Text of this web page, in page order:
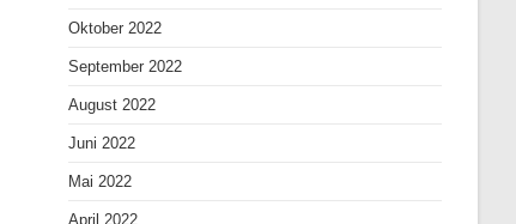
Oktober 2022
September 2022
August 2022
Juni 2022
Mai 2022
April 2022